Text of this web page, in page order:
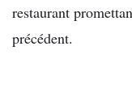
restaurant
précédent.